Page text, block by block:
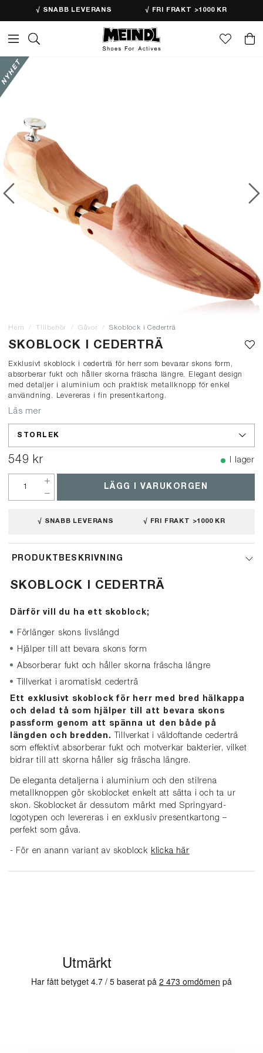
√ SNABB LEVERANS √ FRI FRAKT >1000 KR
Hem Tillbehör Gåvor Skoblock i Cederträ
SKOBLOCK I CEDERTRÄ
Exklusivt skoblock i cederträ för herr som bevarar skons form,
absorberar fukt och håller skorna fräscha längre. Elegant design
med detaljer i aluminium och praktisk metallknopp för enkel
användning. Levereras i fin presentkartong.
Läs mer
STORLEK
549 kr I lager
LÄGG I VARUKORGEN
√ SNABB LEVERANS √ FRI FRAKT >1000 KR
PRODUKTBESKRIVNING
SKOBLOCK I CEDERTRÄ
Därför vill du ha ett skoblock;
Förlänger skons livslängd
Hjälper till att bevara skons form
Absorberar fukt och håller skorna fräscha längre
Tillverkat i aromatiskt cederträ
Ett exklusivt skoblock för herr med bred hälkappa
och delad tå som hjälper till att bevara skons
passform genom att spänna ut den både på
längden och bredden.
Tillverkat i väldoftande cederträ
som effektivt absorberar fukt och motverkar bakterier, vilket
bidrar till att skorna håller sig fräscha längre.
De eleganta detaljerna i aluminium och den stilrena
metallknoppen gör skoblocket enkelt att sätta i och ta ur
skon. Skoblocket är dessutom märkt med Springyard-
logotypen och levereras i en exklusiv presentkartong –
perfekt som gåva.
- För en anann variant av skoblock klicka här